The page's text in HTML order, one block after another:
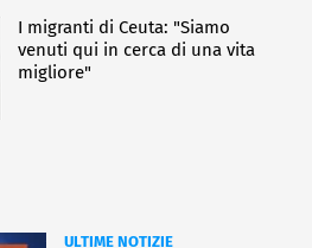
I migranti di Ceuta: "Siamo
venuti qui in cerca di una vita
migliore"
ULTIME NOTIZIE